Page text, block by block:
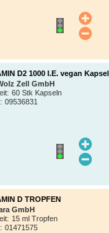
D2 1000 I.E. vegan
Zell GmbH
60 Stk Kapseln
: 09536831
D TROPFEN
GmbH
15 ml Tropfen
: 01471575